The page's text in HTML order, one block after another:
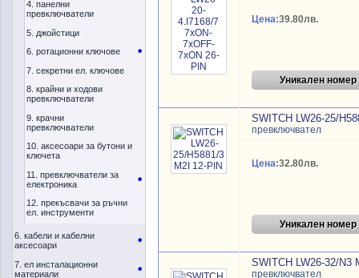
4. панелни
превключватели
5. джойстици
6. ротационни ключове
7. секретни ел. ключове
8. крайни и ходови
превключватели
9. крачни
превключватели
10. аксесоари за бутони и
ключета
11. превключватели за
електроника
12. прекъсвачи за ръчни
ел. инструменти
6. кабели и кабелни
аксесоари
7. ел инсталационни
материали
Цена:39.80лв.
Уникален номер
SWITCH LW26-25/
превключвател
Цена:32.80лв.
Уникален номер
SWITCH LW26-32/N3
превключвател